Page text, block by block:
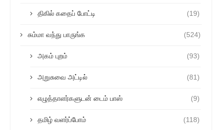
திகில் கதைப் போட்டி (19)
சும்மா வந்து பாருங்க (524)
அகம் புறம் (93)
அறுசுவை அட்டில் (81)
எழுத்தாளர்களுடன் டைம் பாஸ் (9)
தமிழ் வளர்ப்போம் (118)